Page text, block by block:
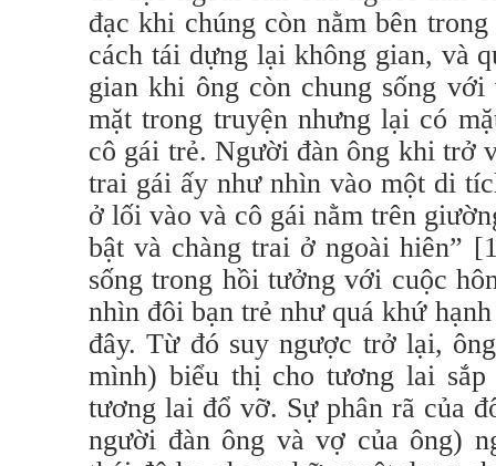
đạc khi chúng còn nằm bên
cách tái dựng lại không gian, và
gian khi ông còn chung sống
mặt trong truyện nhưng lại có
cô gái trẻ. Người đàn ông khi trở
trai gái ấy như nhìn vào một di
ở lối vào và cô gái nằm trên
bật và chàng trai ở ngoài hiên”
sống trong hồi tưởng với cuộc
nhìn đôi bạn trẻ như quá khứ
đây. Từ đó suy ngược trở lại,
mình) biểu thị cho tương lai
tương lai đổ vỡ. Sự phân rã của
người đàn ông và vợ của ông)